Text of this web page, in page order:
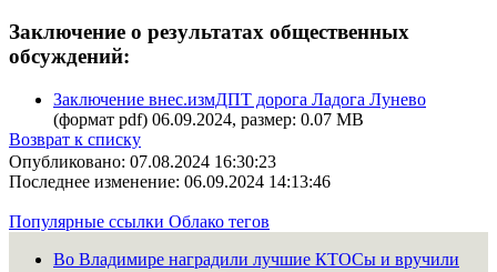
Заключение о результатах общественных
обсуждений:
Заключение внес.измДПТ дорога Ладога Лунево
(формат pdf) 06.09.2024, размер: 0.07 MB
Возврат к списку
Опубликовано: 07.08.2024 16:30:23
Последнее изменение: 06.09.2024 14:13:46
Популярные ссылки Облако тегов
Во Владимире наградили лучшие КТОСы и вручили